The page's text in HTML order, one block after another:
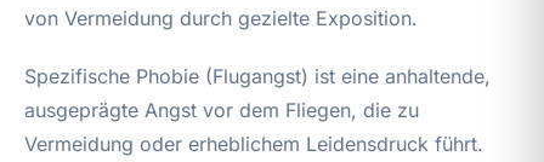
von Vermeidung durch gezielte Exposition.
Spezifische Phobie (Flugangst) ist eine anhaltende,
ausgeprägte Angst vor dem Fliegen, die zu
Vermeidung oder erheblichem Leidensdruck führt.